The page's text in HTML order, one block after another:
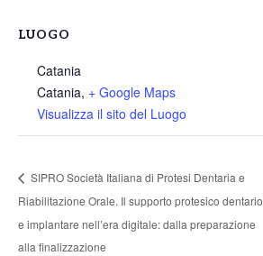
LUOGO
Catania
Catania, + Google Maps
Visualizza il sito del Luogo
SIPRO Società Italiana di Protesi Dentaria e
Riabilitazione Orale. Il supporto protesico dentario
e implantare nell’era digitale: dalla preparazione
alla finalizzazione